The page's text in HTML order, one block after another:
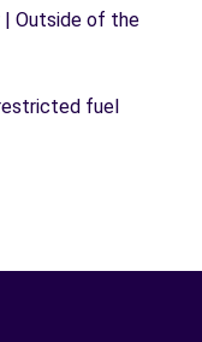
| Outside of the
fuel